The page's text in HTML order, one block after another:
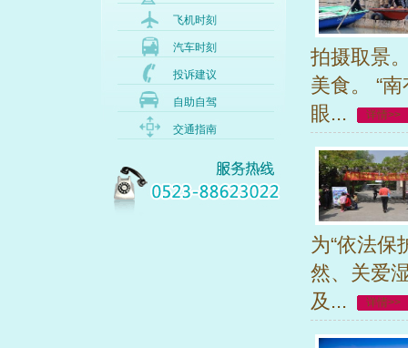
飞机时刻
汽车时刻
投诉建议
自助自驾
交通指南
拍摄取景
美食。 “
眼...
详情>>
为“依法保
然、关爱
及...
详情>>